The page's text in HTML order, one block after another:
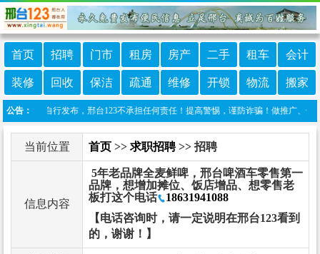
首页 招聘 门市 租房 房产 二手 租车 会计
装修 回收 保洁 疏通 维修 开锁 物流 搬家
公告：
由网友自行发布，邢台123不承担任何责任！提高警惕，谨防诈骗！做推广、做信
当前位置 首页 >> 求职招聘>> 招聘
信息内容
5年老品牌全麦鲜啤，邢台啤酒车零售第一
品牌，想增加摊位、饭店增品、想零售老
板打这个电话
18631941088
【电话咨询时，请一定说明在邢台123看到
的，谢谢！】